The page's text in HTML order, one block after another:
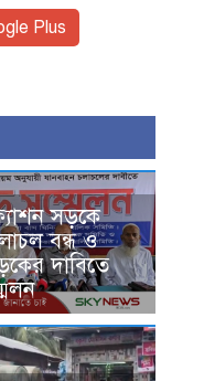
Plus
সড়কে
বন্ধ ও
দাবিতে